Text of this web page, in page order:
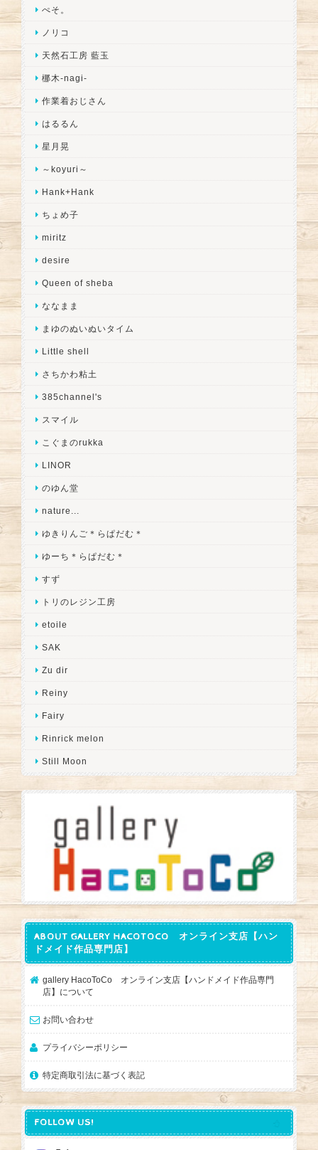
ぺそ。
ノリコ
天然石工房 藍玉
梛木-nagi-
作業着おじさん
はるるん
星月晃
～koyuri～
Hank+Hank
ちょめ子
miritz
desire
Queen of sheba
ななまま
まゆのぬいぬいタイム
Little shell
さちかわ粘土
385channel's
スマイル
こぐまのrukka
LINOR
のゆん堂
nature...
ゆきりんご＊らぱだむ＊
ゆーち＊らぱだむ＊
すず
トリのレジン工房
etoile
SAK
Zu dir
Reiny
Fairy
Rinrick melon
Still Moon
ABOUT GALLERY HACOTOCO オンライン支店【ハン
ドメイド作品専門店】
gallery HacoToCo オンライン支店【ハンドメイド作品専門
店】について
お問い合わせ
プライバシーポリシー
特定商取引法に基づく表記
FOLLOW US!